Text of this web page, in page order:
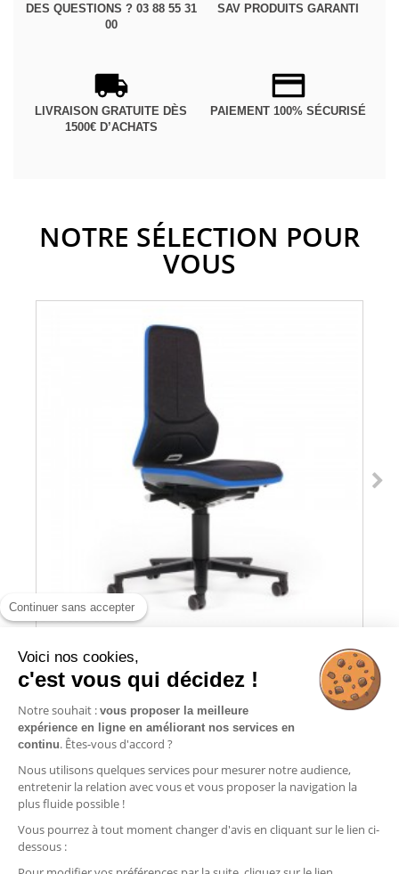
DES QUESTIONS ? 03 88 55 31
00
SAV PRODUITS GARANTI
LIVRAISON GRATUITE DÈS
1500€ D’ACHATS
PAIEMENT 100% SÉCURISÉ
NOTRE SÉLECTION POUR
VOUS
SIÈGE D'ATELIER À ROULETTES - NEON 2...
Ajouter au panier
Informations
Commandes
Continuer sans accepter
Voici nos cookies,
c'est vous qui décidez !
Notre souhait : vous proposer la meilleure
expérience en ligne en améliorant nos services en
continu. Êtes-vous d'accord ?
Nous utilisons quelques services pour mesurer notre audience,
entretenir la relation avec vous et vous proposer la navigation la
plus fluide possible !
Vous pourrez à tout moment changer d'avis en cliquant sur le lien ci-
dessous :